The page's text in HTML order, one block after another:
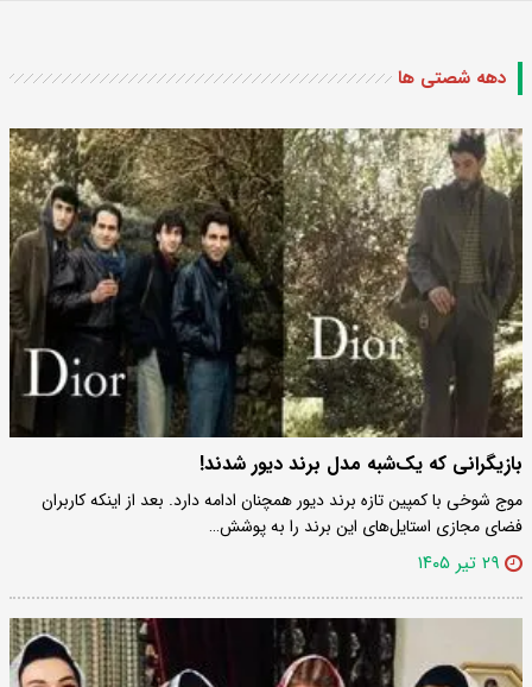
دهه شصتی ها
بازیگرانی که یک‌شبه مدل برند دیور شدند!
موج شوخی با کمپین تازه برند دیور همچنان ادامه دارد. بعد از اینکه کاربران
فضای مجازی استایل‌های این برند را به پوشش…
۲۹ تیر ۱۴۰۵